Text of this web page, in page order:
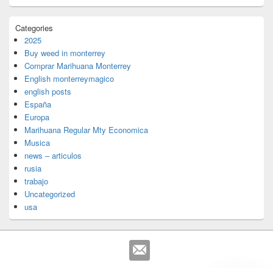
Categories
2025
Buy weed in monterrey
Comprar Marihuana Monterrey
English monterreymagico
english posts
España
Europa
Marihuana Regular Mty Economica
Musica
news – articulos
rusia
trabajo
Uncategorized
usa